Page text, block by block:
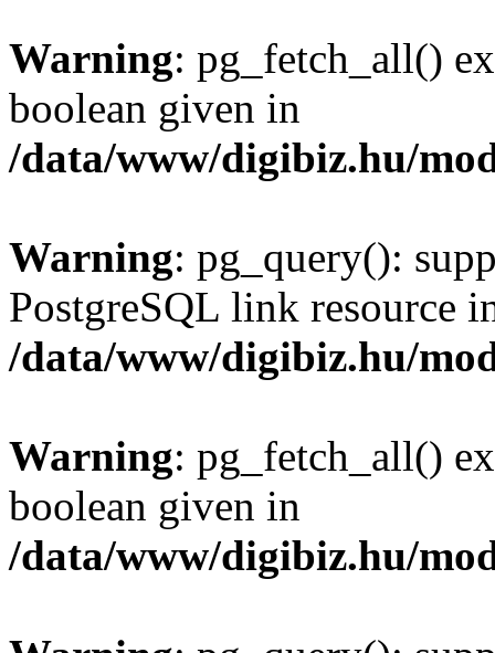
Warning: pg_fetch_all()
boolean given in
/data/www/digibiz.hu/
Warning: pg_query():
PostgreSQL link resource
/data/www/digibiz.hu/
Warning: pg_fetch_all()
boolean given in
/data/www/digibiz.hu/